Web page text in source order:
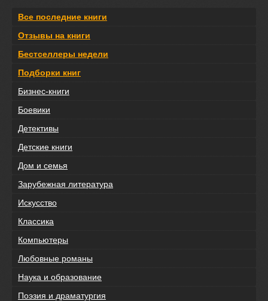
Все последние книги
Отзывы на книги
Бестселлеры недели
Подборки книг
Бизнес-книги
Боевики
Детективы
Детские книги
Дом и семья
Зарубежная литература
Искусство
Классика
Компьютеры
Любовные романы
Наука и образование
Поэзия и драматургия